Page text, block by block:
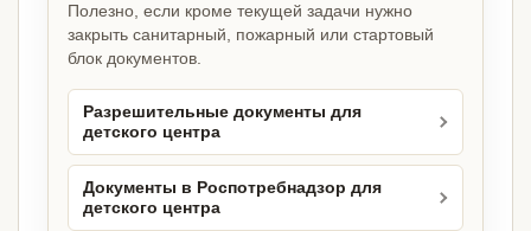
Полезно, если кроме текущей задачи нужно
закрыть санитарный, пожарный или стартовый
блок документов.
Разрешительные документы для
детского центра
Документы в Роспотребнадзор для
детского центра